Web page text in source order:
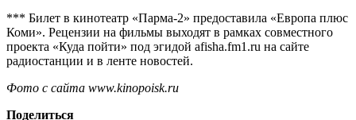
*** Билет в кинотеатр «Парма-2» предоставила «Европа плюс
Коми». Рецензии на фильмы выходят в рамках совместного
проекта «Куда пойти» под эгидой afisha.fm1.ru на сайте
радиостанции и в ленте новостей.
Фото с сайта www.kinopoisk.ru
Поделиться